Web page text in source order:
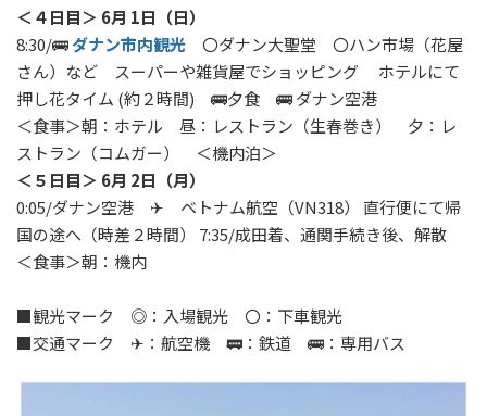
＜４日目＞ 6月 1日（日）
8:30/🚌ダナン市内観光 〇ダナン大聖堂 〇ハン市場（花屋
さん）など スーパーや雑貨屋でショッピング ホテルにて
押し花タイム (約２時間) 🚌夕食 🚌 ダナン空港
＜食事＞朝：ホテル 昼：レストラン（生春巻き） 夕：レ
ストラン（コムガー） ＜機内泊＞
＜５日目＞ 6月 2日（月）
0:05/ダナン空港 ✈ ベトナム航空（VN318） 直行便にて帰
国の途へ（時差２時間） 7:35/成田着、通関手続き後、解散
＜食事＞朝：機内
■観光マーク ◎：入場観光 〇：下車観光
■交通マーク ✈：航空機 🚃：鉄道 🚌：専用バス